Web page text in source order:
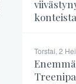
konteista
Torstai, 2